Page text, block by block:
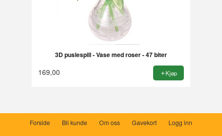
3D puslespill - Vase med roser - 47 biter
169,00 Kjøp
Forside Bli kunde Om oss Gavekort Logg inn